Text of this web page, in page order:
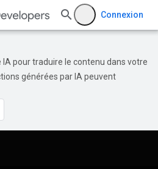
Connexion
pour traduire le contenu dans votre
générées par IA peuvent